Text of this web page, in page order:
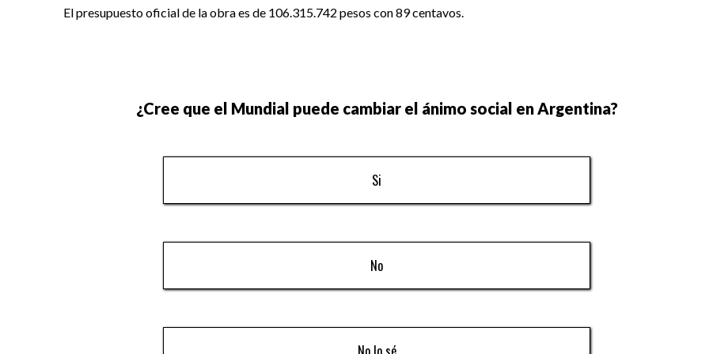
El presupuesto oficial de la obra es de 106.315.742 pesos con 89 centavos.
¿Cree que el Mundial puede cambiar el ánimo social en Argentina?
Si
No